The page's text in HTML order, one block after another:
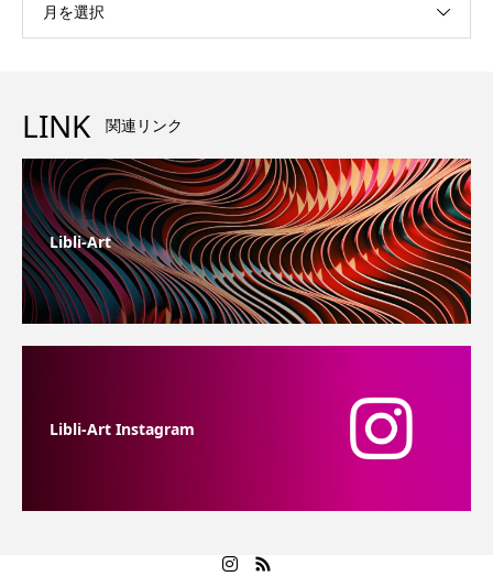
月を選択
LINK 関連リンク
Libli-Art
Libli-Art Instagram